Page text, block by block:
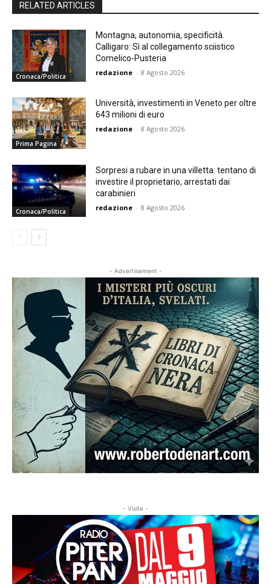
RELATED ARTICLES
Cronaca/Politica
Montagna, autonomia, specificità.
Calligaro: Sì al collegamento sciistico
Comelico-Pusteria
redazione - 8 Agosto 2026
Prima Pagina
Università, investimenti in Veneto per oltre
643 milioni di euro
redazione - 8 Agosto 2026
Cronaca/Politica
Sorpresi a rubare in una villetta: tentano di
investire il proprietario, arrestati dai
carabinieri
redazione - 8 Agosto 2026
- Advertisement -
- Visite -